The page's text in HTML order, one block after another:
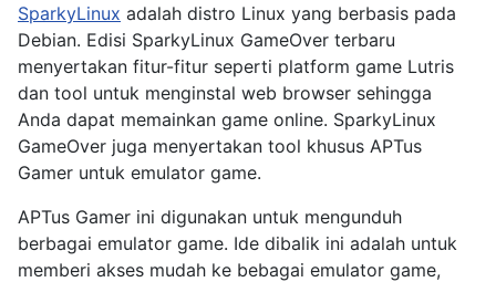
SparkyLinux adalah distro Linux yang berbasis pada
Debian. Edisi SparkyLinux GameOver terbaru
menyertakan fitur-fitur seperti platform game Lutris
dan tool untuk menginstal web browser sehingga
Anda dapat memainkan game online. SparkyLinux
GameOver juga menyertakan tool khusus APTus
Gamer untuk emulator game.
APTus Gamer ini digunakan untuk mengunduh
berbagai emulator game. Ide dibalik ini adalah untuk
memberi akses mudah ke bebagai emulator game,